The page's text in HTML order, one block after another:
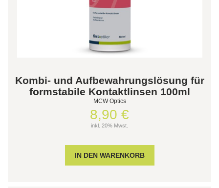
Kombi- und Aufbewahrungslösung für
formstabile Kontaktlinsen 100ml
MCW Optics
8,90 €
inkl. 20% Mwst.